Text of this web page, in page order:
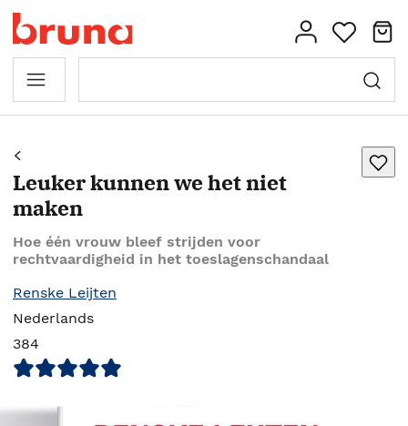
Leuker kunnen we het niet
maken
Hoe één vrouw bleef strijden voor
rechtvaardigheid in het toeslagenschandaal
Renske Leijten
Nederlands
384